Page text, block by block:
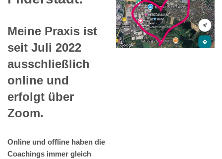
Meine Praxis ist
seit Juli 2022
ausschließlich
online und
erfolgt über
Zoom.
Online und offline haben die
Coachings immer gleich